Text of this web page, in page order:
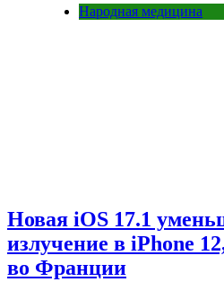
Народная медицина
Новая iOS 17.1
излучение в iPhone
во Франции